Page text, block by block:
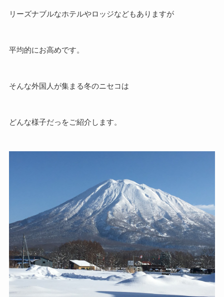
リーズナブルなホテルやロッジなどもありますが
平均的にお高めです。
そんな外国人が集まる冬のニセコは
どんな様子だっをご紹介します。